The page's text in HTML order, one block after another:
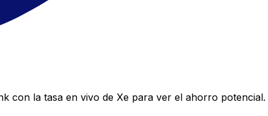
con la tasa en vivo de Xe para ver el ahorro